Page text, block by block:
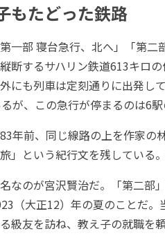
もたどった鉄路
一部 寝台急行、北へ」「第二
断するサハリン鉄道613キロ
にも列車は定刻通りに出発し
が、この急行が停まるのは6駅
年前、同じ線路の上を作家の
旅」という紀行文を残している
なのが宮沢賢治だ。「第二部
（大正12）年の夏のことだ
級友を訪ね、教え子の就職を